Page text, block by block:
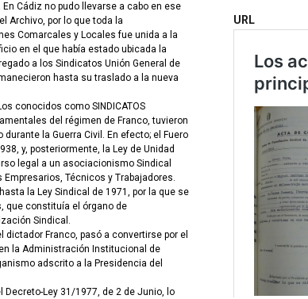
Cádiz no pudo llevarse a cabo en ese
Archivo, por lo que toda la
Comarcales y Locales fue unida a la
en el que había estado ubicada la
a los Sindicatos Unión General de
hasta su traslado a la nueva
conocidos como SINDICATOS
del régimen de Franco, tuvieron
la Guerra Civil. En efecto; el Fuero
y, posteriormente, la Ley de Unidad
legal a un asociacionismo Sindical
Técnicos y Trabajadores.
la Ley Sindical de 1971, por la que se
que constituía el órgano de
Sindical.
Franco, pasó a convertirse por el
la Administración Institucional de
adscrito a la Presidencia del
Ley 31/1977, de 2 de Junio, lo
URL